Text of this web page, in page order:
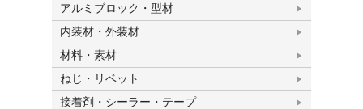
アルミブロック・型材
内装材・外装材
材料・素材
ねじ・リベット
接着剤・シーラー・テープ